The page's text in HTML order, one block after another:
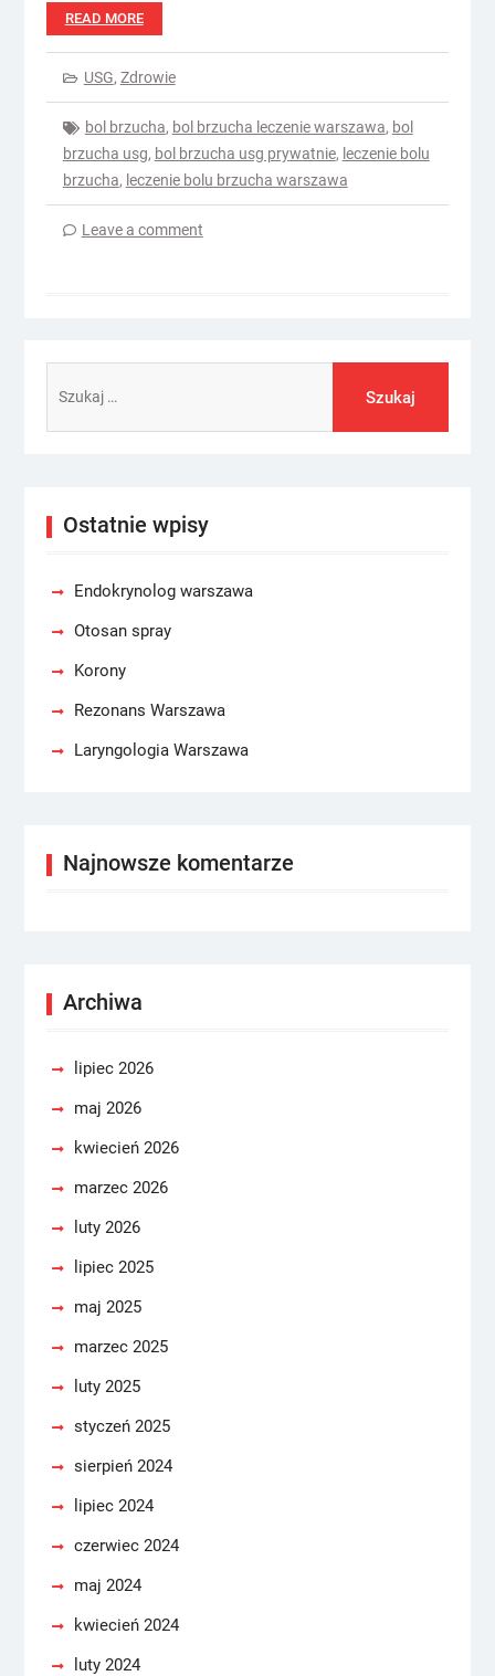
READ MORE
USG, Zdrowie
bol brzucha, bol brzucha leczenie warszawa, bol
brzucha usg, bol brzucha usg prywatnie, leczenie bolu
brzucha, leczenie bolu brzucha warszawa
Leave a comment
Ostatnie wpisy
Endokrynolog warszawa
Otosan spray
Korony
Rezonans Warszawa
Laryngologia Warszawa
Najnowsze komentarze
Archiwa
lipiec 2026
maj 2026
kwiecień 2026
marzec 2026
luty 2026
lipiec 2025
maj 2025
marzec 2025
luty 2025
styczeń 2025
sierpień 2024
lipiec 2024
czerwiec 2024
maj 2024
kwiecień 2024
luty 2024